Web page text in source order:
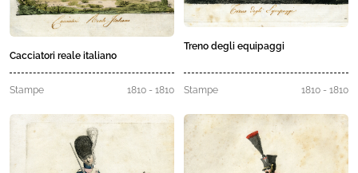
Cacciatori reale italiano
Stampe 1810 - 1810
Treno degli equipaggi
Stampe 1810 - 1810